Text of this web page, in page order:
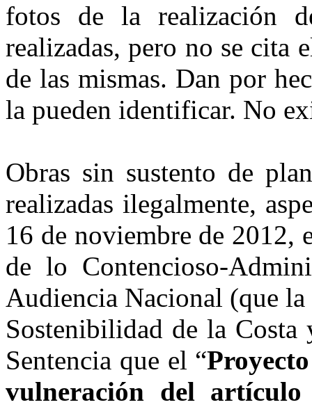
fotos de la realización
realizadas, pero no se cita
de las mismas. Dan por
la pueden identificar. No
Obras sin sustento de
realizadas ilegalmente,
16 de noviembre de 2012,
de lo Contencioso-
Audiencia Nacional (que
Sostenibilidad de la
Sentencia que el “
vulneración del